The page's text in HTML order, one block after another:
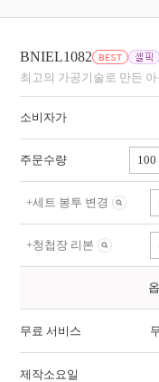
BNIEL1082
최고의 가공기술로 만든
소비자가
주문수량
+세트 봉투 변경
+청첩장 리본
무료 서비스
제작소요일